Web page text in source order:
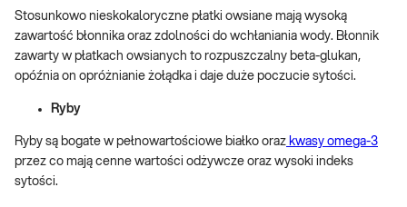
Stosunkowo nieskokaloryczne płatki owsiane mają wysoką
zawartość błonnika oraz zdolności do wchłaniania wody. Błonnik
zawarty w płatkach owsianych to rozpuszczalny beta-glukan,
opóźnia on opróżnianie żołądka i daje duże poczucie sytości.
Ryby
Ryby są bogate w pełnowartościowe białko oraz kwasy omega-3
przez co mają cenne wartości odżywcze oraz wysoki indeks
sytości.